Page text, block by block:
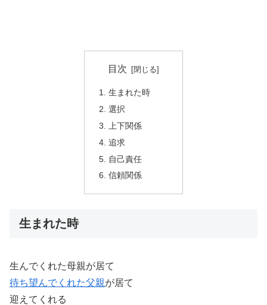
目次
生まれた時
選択
上下関係
追求
自己責任
信頼関係
生まれた時
生んでくれた母親が居て
待ち望んでくれた父親が居て
迎えてくれる